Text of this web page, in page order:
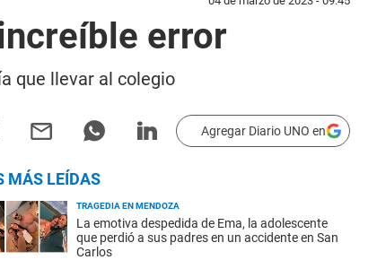
error
que llevar al colegio
Agregar Diario UNO en
MÁS LEÍDAS
TRAGEDIA EN MENDOZA
La emotiva despedida de Ema, la adolescente
que perdió a sus padres en un accidente en San
Carlos